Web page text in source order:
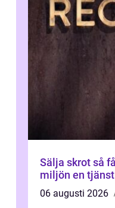
Sälja skrot så får du bäst betalt och gör
miljön en tjänst
06 augusti 2026